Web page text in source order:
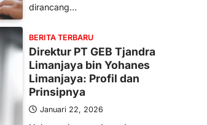
dirancang…
BERITA TERBARU
Direktur PT GEB Tjandra
Limanjaya bin Yohanes
Limanjaya: Profil dan
Prinsipnya
Januari 22, 2026